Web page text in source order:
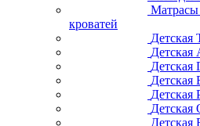
Матрасы
кроватей
Детская
Детская
Детская
Детская
Детская
Детская